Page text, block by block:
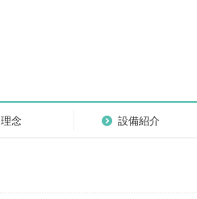
理念 設備紹介